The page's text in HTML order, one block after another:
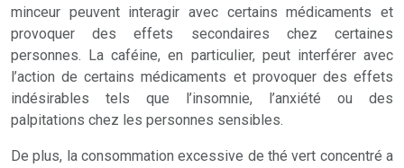
minceur peuvent interagir avec certains médicaments et
provoquer des effets secondaires chez certaines
personnes. La caféine, en particulier, peut interférer avec
l’action de certains médicaments et provoquer des effets
indésirables tels que l’insomnie, l’anxiété ou des
palpitations chez les personnes sensibles.
De plus, la consommation excessive de thé vert concentré a